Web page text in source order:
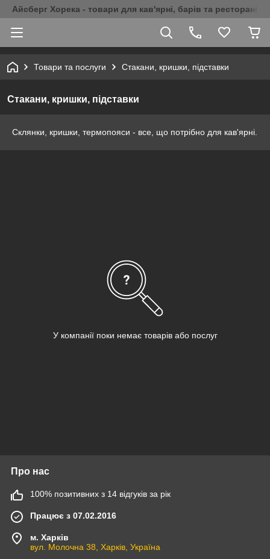
Айсберг Хорека - товари для кав'ярні, барів та ресторанів
Товари та послуги Стакани, кришки, підставки
Стакани, кришки, підставки
Склянки, кришки, термопояси - все, що потрібно для кав'ярні.
У компанії поки немає товарів або послуг
Про нас
100% позитивних з 14 відгуків за рік
Працює з 07.02.2016
м. Харків
вул. Молочна 38, Харків, Україна